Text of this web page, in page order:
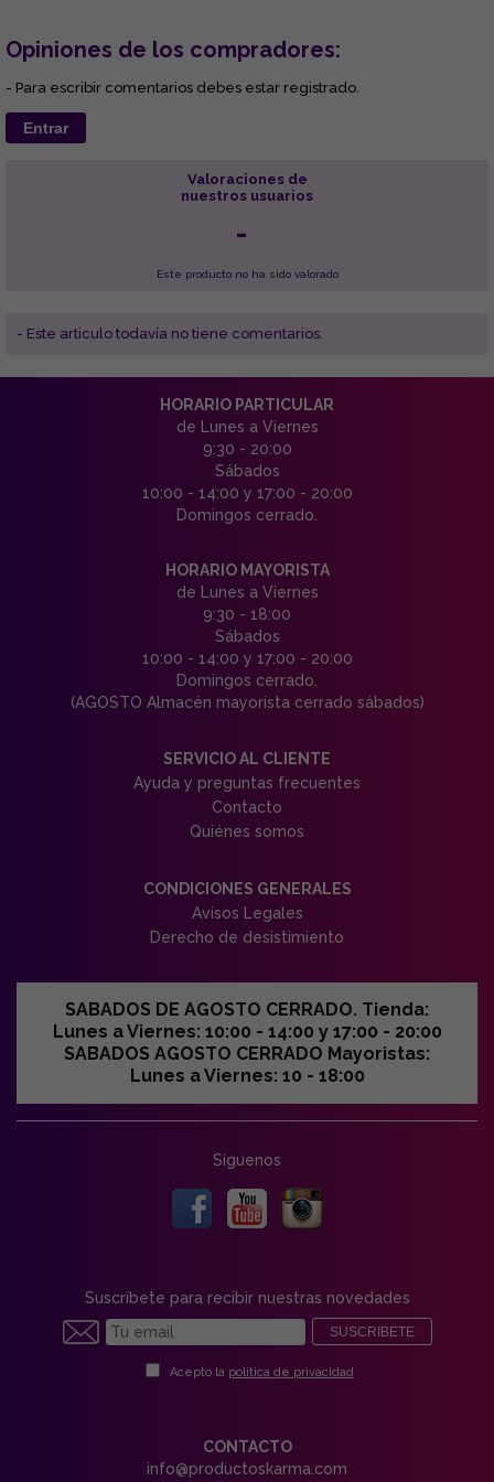
Opiniones de los compradores:
- Para escribir comentarios debes estar registrado.
Entrar
Valoraciones de
nuestros usuarios
-
Este producto no ha sido valorado
- Este articulo todavía no tiene comentarios.
HORARIO PARTICULAR
de Lunes a Viernes
9:30 - 20:00
Sábados
10:00 - 14:00 y 17:00 - 20:00
Domingos cerrado.
HORARIO MAYORISTA
de Lunes a Viernes
9:30 - 18:00
Sábados
10:00 - 14:00 y 17:00 - 20:00
Domingos cerrado.
(AGOSTO Almacén mayorista cerrado sábados)
SERVICIO AL CLIENTE
Ayuda y preguntas frecuentes
Contacto
Quiénes somos
CONDICIONES GENERALES
Avisos Legales
Derecho de desistimiento
SABADOS DE AGOSTO CERRADO. Tienda:
Lunes a Viernes: 10:00 - 14:00 y 17:00 - 20:00
SABADOS AGOSTO CERRADO Mayoristas:
Lunes a Viernes: 10 - 18:00
Síguenos
Suscríbete para recibir nuestras novedades
SUSCRIBETE
Acepto la política de privacidad
CONTACTO
info@productoskarma.com